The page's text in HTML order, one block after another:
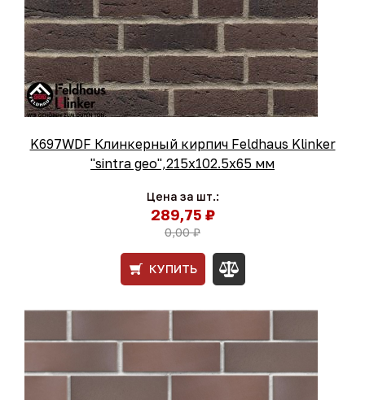
K697WDF Клинкерный кирпич Feldhaus Klinker
"sintra geo",215х102.5х65 мм
Цена за шт.:
289,75 ₽
0,00 ₽
КУПИТЬ